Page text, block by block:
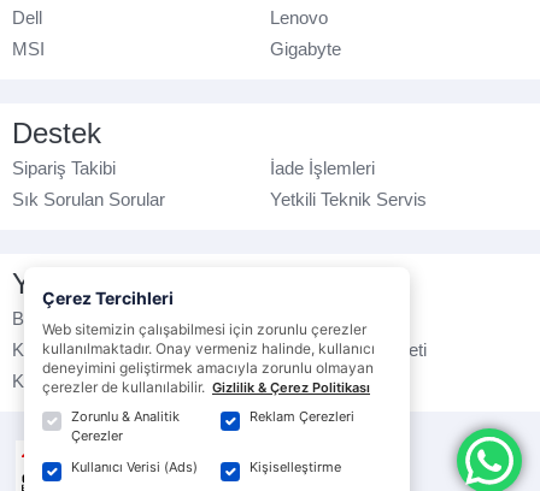
Dell
Lenovo
MSI
Gigabyte
Destek
Sipariş Takibi
İade İşlemleri
Sık Sorulan Sorular
Yetkili Teknik Servis
Yasal Bilgilendirme
Banka Hesap No
Kullanım Koşulları
Ticari Elektronik İleti
K.V.K.K. Politikası
Veri Gizliliği
Çerez Tercihleri
Web sitemizin çalışabilmesi için zorunlu çerezler
kullanılmaktadır. Onay vermeniz halinde, kullanıcı
deneyimini geliştirmek amacıyla zorunlu olmayan
çerezler de kullanılabilir. Gizlilik & Çerez Politikası
Zorunlu & Analitik
Çerezler
Reklam Çerezleri
Kullanıcı Verisi (Ads) Kişiselleştirme